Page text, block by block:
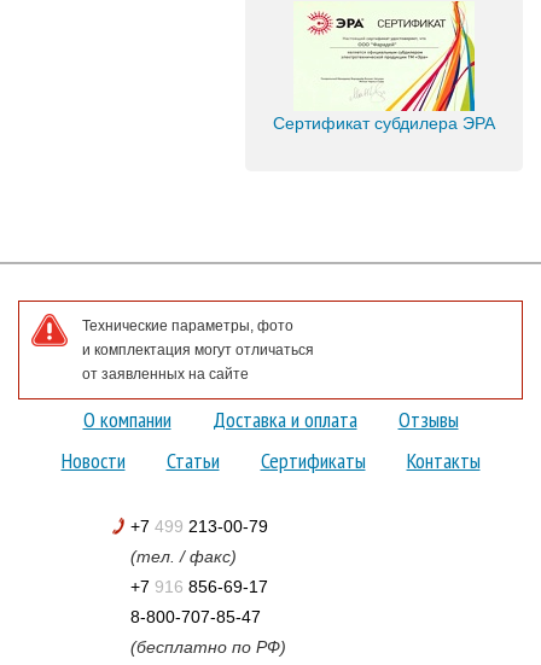
Сертификат субдилера ЭРА
Технические параметры, фото
и комплектация могут отличаться
от заявленных на сайте
О компании Доставка и оплата
Отзывы
Новости
Статьи Сертификаты Контакты
+7 499 213-00-79
(тел. / факс)
+7 916 856-69-17
8-800-707-85-47
(бесплатно по РФ)